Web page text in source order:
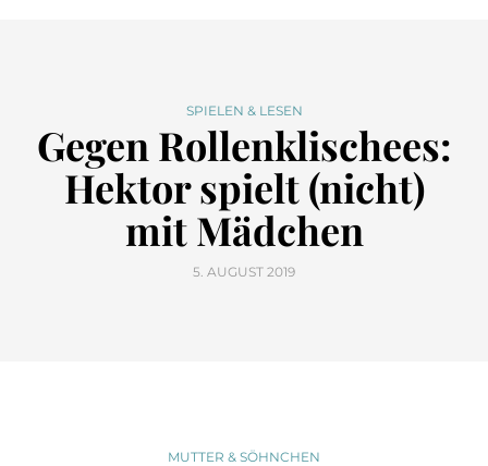
SPIELEN & LESEN
Gegen Rollenklischees:
Hektor spielt (nicht)
mit Mädchen
5. AUGUST 2019
MUTTER & SÖHNCHEN